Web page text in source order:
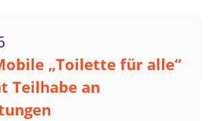
„Toilette für alle“
Teilhabe an